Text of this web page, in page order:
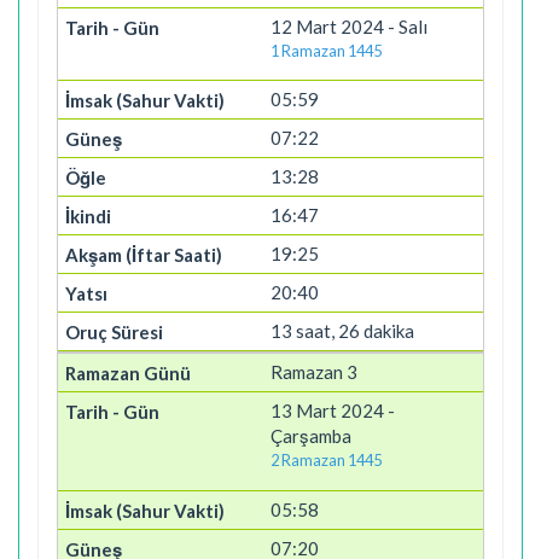
12 Mart 2024 - Salı
1 Ramazan 1445
05:59
07:22
13:28
16:47
19:25
20:40
13 saat, 26 dakika
Ramazan 3
13 Mart 2024 -
Çarşamba
2 Ramazan 1445
05:58
07:20